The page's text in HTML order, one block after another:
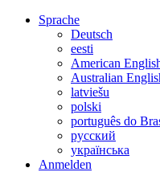
Sprache
Deutsch
eesti
American
Australian
latviešu
polski
português do
русский
українська
Anmelden